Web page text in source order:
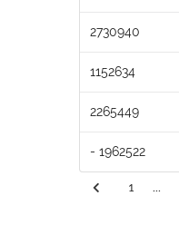
2730940
1152634
2265449
- 1962522
1